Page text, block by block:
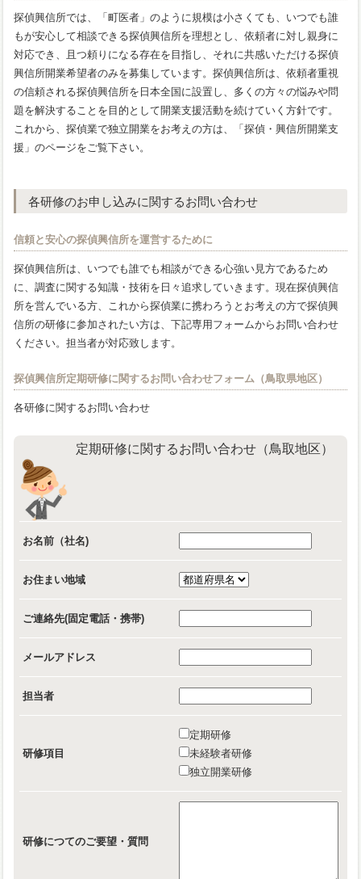
探偵興信所では、「町医者」のように規模は小さくても、いつでも誰
もが安心して相談できる探偵興信所を理想とし、依頼者に対し親身に
対応でき、且つ頼りになる存在を目指し、それに共感いただける探偵
興信所開業希望者のみを募集しています。探偵興信所は、依頼者重視
の信頼される探偵興信所を日本全国に設置し、多くの方々の悩みや問
題を解決することを目的として開業支援活動を続けていく方針です。
これから、探偵業で独立開業をお考えの方は、「探偵・興信所開業支
援」のページをご覧下さい。
各研修のお申し込みに関するお問い合わせ
信頼と安心の探偵興信所を運営するために
探偵興信所は、いつでも誰でも相談ができる心強い見方であるため
に、調査に関する知識・技術を日々追求していきます。現在探偵興信
所を営んでいる方、これから探偵業に携わろうとお考えの方で探偵興
信所の研修に参加されたい方は、下記専用フォームからお問い合わせ
ください。担当者が対応致します。
探偵興信所定期研修に関するお問い合わせフォーム（鳥取県地区）
各研修に関するお問い合わせ
定期研修に関するお問い合わせ（鳥取地区）
お名前（社名)
お住まい地域
ご連絡先(固定電話・携帯)
メールアドレス
担当者
研修項目
定期研修
未経験者研修
独立開業研修
研修につてのご要望・質問